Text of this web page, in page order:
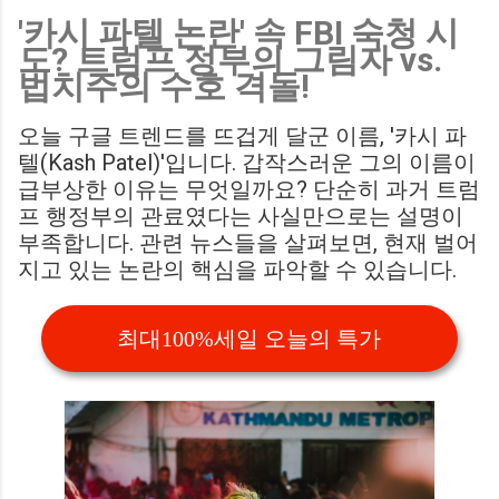
Birmingham City LIVE Score Updates in EFL Championship
Match : 경기 당일 실시간 스코어 업데이트를 제공하는 뉴스로,
팬들의 높은 관심도를 반영합니다. Chris Davies: Birmingham
City boss says his side have to try to "be themselves" away
from home : 버밍엄 시티의 크리스 데이비스 감독은 원정 경기
에서 팀 고유의 색깔을 유지하는 것이 중요하다고 강조했습니
다. ...
'카시 파텔 논란' 속 FBI 숙청 시
도? 트럼프 정부의 그림자 vs.
법치주의 수호 격돌!
오늘 구글 트렌드를 뜨겁게 달군 이름, '카시 파
텔(Kash Patel)'입니다. 갑작스러운 그의 이름이
급부상한 이유는 무엇일까요? 단순히 과거 트럼
프 행정부의 관료였다는 사실만으로는 설명이
부족합니다. 관련 뉴스들을 살펴보면, 현재 벌어
지고 있는 논란의 핵심을 파악할 수 있습니다.
최대100%세일 오늘의 특가